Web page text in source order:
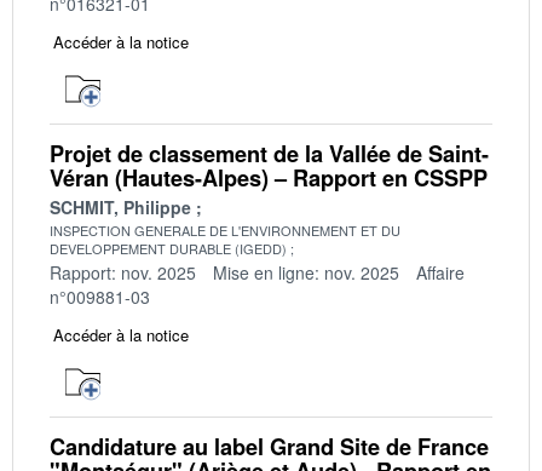
Accéder à la notice
Projet de classement de la Vallée de Saint-
Véran (Hautes-Alpes) – Rapport en CSSPP
SCHMIT, Philippe
INSPECTION GENERALE DE L'ENVIRONNEMENT ET DU
DEVELOPPEMENT DURABLE (IGEDD)
Rapport: nov. 2025 Mise en ligne: nov. 2025
Affaire
n°009881-03
Accéder à la notice
Candidature au label Grand Site de France